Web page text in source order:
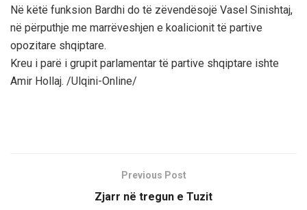
Në këtë funksion Bardhi do të zëvendësojë Vasel Sinishtaj,
në përputhje me marrëveshjen e koalicionit të partive
opozitare shqiptare.
Kreu i parë i grupit parlamentar të partive shqiptare ishte
Amir Hollaj. /Ulqini-Online/
Previous Post
Zjarr në tregun e Tuzit